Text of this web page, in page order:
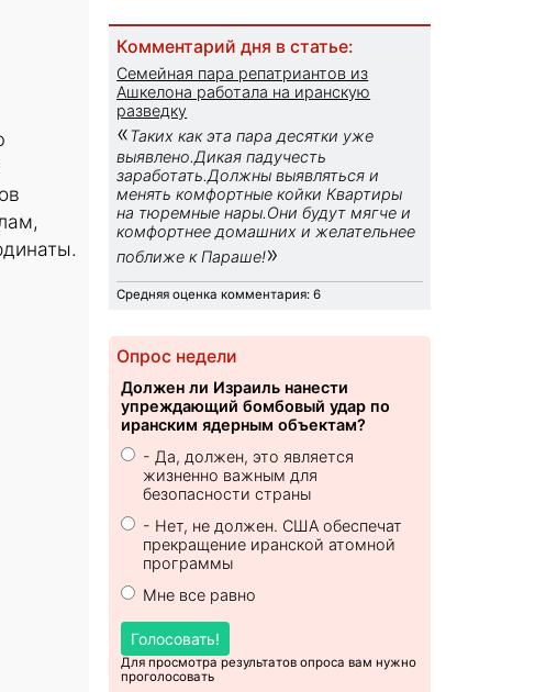
Комментарий дня в статье:
Семейная пара репатриантов из
Ашкелона работала на иранскую
разведку
«Таких как эта пара десятки уже
выявлено.Дикая падучесть
заработать.Должны выявляться и
менять комфортные койки Квартиры
на тюремные нары.Они будут мягче и
комфортнее домашних и желательнее
поближе к Параше!»
Средняя оценка комментария: 6
Опрос недели
Должен ли Израиль нанести
упреждающий бомбовый удар по
иранским ядерным объектам?
- Да, должен, это является
жизненно важным для
безопасности страны
- Нет, не должен. США обеспечат
прекращение иранской атомной
программы
Мне все равно
Голосовать!
Для просмотра результатов опроса вам нужно
проголосовать